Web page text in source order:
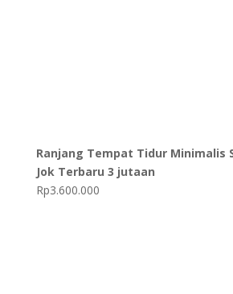
Ranjang Tempat Tidur Minimalis
Jok Terbaru 3 jutaan
Rp3.600.000